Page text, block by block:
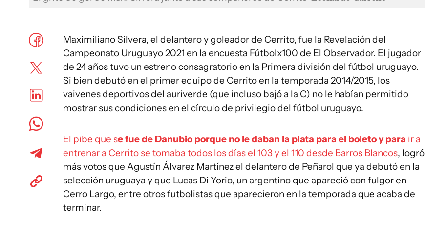
Maximiliano Silvera, el delantero y goleador de Cerrito, fue la Revelación del
Campeonato Uruguayo 2021 en la encuesta Fútbolx100 de El Observador. El jugador
de 24 años tuvo un estreno consagratorio en la Primera división del fútbol uruguayo.
Si bien debutó en el primer equipo de Cerrito en la temporada 2014/2015, los
vaivenes deportivos del auriverde (que incluso bajó a la C) no le habían permitido
mostrar sus condiciones en el círculo de privilegio del fútbol uruguayo.
El pibe que se fue de Danubio porque no le daban la plata para el boleto y para ir a
entrenar a Cerrito se tomaba todos los días el 103 y el 110 desde Barros Blancos, logró
más votos que Agustín Álvarez Martínez el delantero de Peñarol que ya debutó en la
selección uruguaya y que Lucas Di Yorio, un argentino que apareció con fulgor en
Cerro Largo, entre otros futbolistas que aparecieron en la temporada que acaba de
terminar.